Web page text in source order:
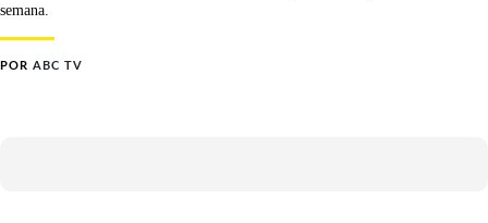
semana.
POR ABC TV